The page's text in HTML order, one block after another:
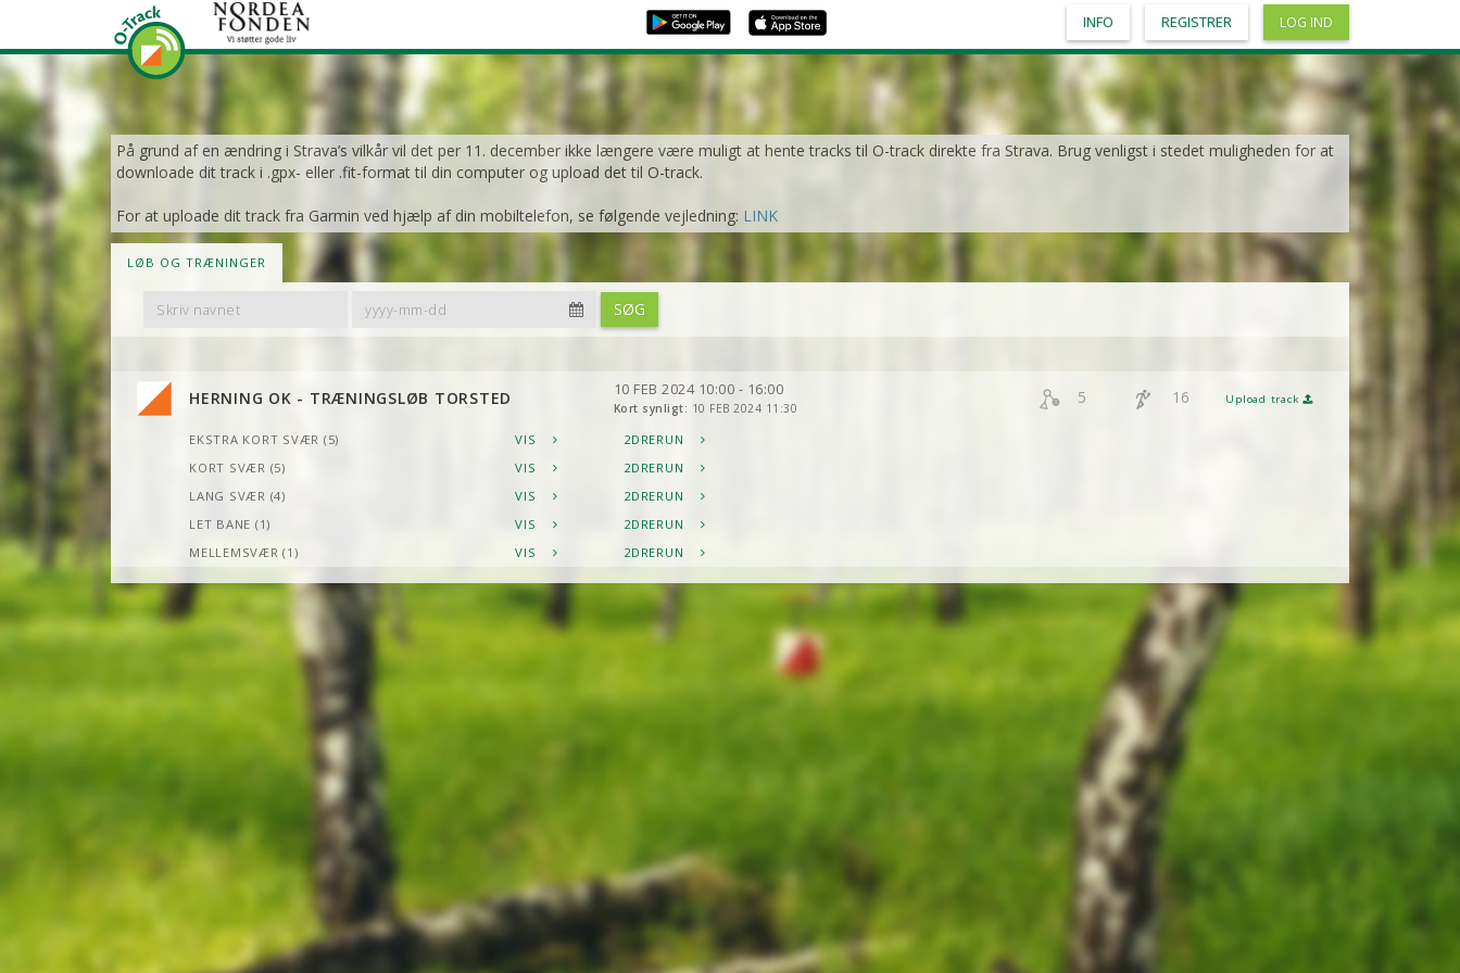
På grund af en ændring i Strava’s vilkår vil det per 11. december ikke længere være muligt at hente tracks til O-track direkte fra Strava. Brug venligst i stedet muligheden for at
downloade dit track i .gpx- eller .fit-format til din computer og upload det til O-track.
For at uploade dit track fra Garmin ved hjælp af din mobiltelefon, se følgende vejledning: LINK
LØB OG TRÆNINGER
Filter
By
By
SØG
HERNING OK - TRÆNINGSLØB TORSTED 10 FEB 2024 10:00 - 16:00
Kort synligt: 10 FEB 2024 11:30
5 16 Upload track
EKSTRA KORT SVÆR (5) VIS
2DRERUN
KORT SVÆR (5)
VIS
2DRERUN
LANG SVÆR (4)
VIS
2DRERUN
LET BANE (1)
VIS
2DRERUN
MELLEMSVÆR (1)
VIS 2DRERUN
INFO REGISTRER LOG IND